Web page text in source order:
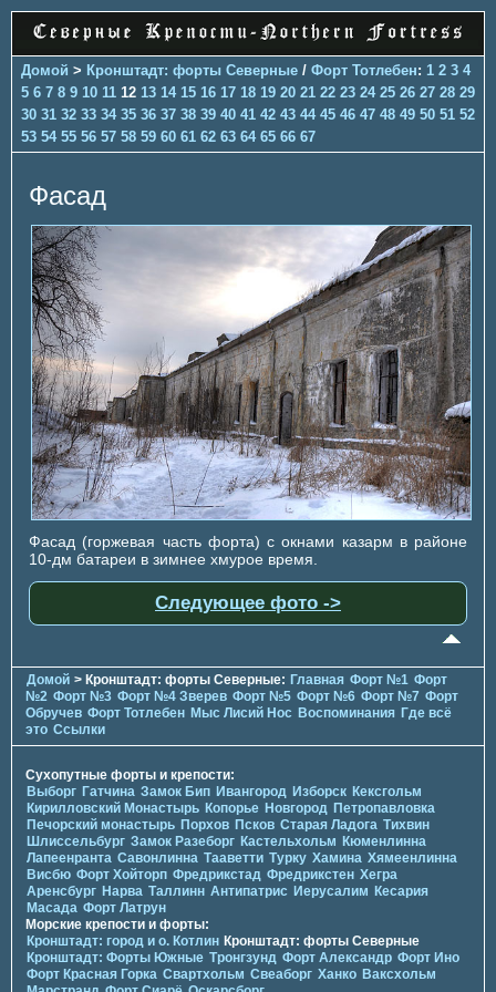
Домой > Кронштадт: форты Северные / Форт Тотлебен: 1 2 3 4
5 6 7 8 9 10 11 12 13 14 15 16 17 18 19 20 21 22 23 24 25 26 27 28 29
30 31 32 33 34 35 36 37 38 39 40 41 42 43 44 45 46 47 48 49 50 51 52
53 54 55 56 57 58 59 60 61 62 63 64 65 66 67
Фасад
Фасад (горжевая часть форта) с окнами казарм в районе
10-дм батареи в зимнее хмурое время.
Следующее фото ->
Домой > Кронштадт: форты Северные: Главная Форт №1 Форт
№2 Форт №3 Форт №4 Зверев Форт №5 Форт №6 Форт №7 Форт
Обручев Форт Тотлебен Мыс Лисий Нос Воспоминания Где всё
это Ссылки
Сухопутные форты и крепости:
Выборг Гатчина Замок Бип Ивангород Изборск Кексгольм
Кирилловский Монастырь Копорье Новгород Петропавловка
Печорcкий монастырь Порхов Псков Старая Ладога Тихвин
Шлиссельбург Замок Разеборг Кастельхольм Кюменлинна
Лапеенранта Савонлинна Тааветти Турку Хамина Хямеенлинна
Висбю Форт Хойторп Фредрикстад Фредрикстен Хегра
Аренсбург Нарва Таллинн Антипатрис Иерусалим Кесария
Масада Форт Латрун
Морские крепости и форты:
Кронштадт: город и о. Котлин Кронштадт: форты Северные
Кронштадт: Форты Южные Тронгзунд Форт Александр Форт Ино
Форт Красная Горка Свартхольм Свеаборг Ханко Ваксхольм